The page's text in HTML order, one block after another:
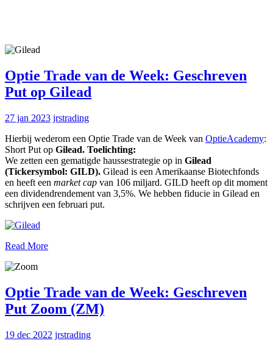
Optie Trade van de Week: Geschreven
Put op Gilead
27 jan 2023 jrstrading
Hierbij wederom een Optie Trade van de Week van OptieAcademy:
Short Put op Gilead. Toelichting:
We zetten een gematigde haussestrategie op in Gilead
(Tickersymbol: GILD). Gilead is een Amerikaanse Biotechfonds
en heeft een market cap van 106 miljard. GILD heeft op dit moment
een dividendrendement van 3,5%. We hebben fiducie in Gilead en
schrijven een februari put.
Read More
Optie Trade van de Week: Geschreven
Put Zoom (ZM)
19 dec 2022 jrstrading